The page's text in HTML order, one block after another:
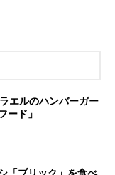
エルのハンバーガー
ード」